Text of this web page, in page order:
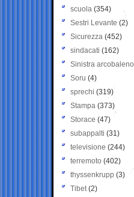
scuola (354)
Sestri Levante (2)
Sicurezza (452)
sindacati (162)
Sinistra arcobaleno
Soru (4)
sprechi (319)
Stampa (373)
Storace (47)
subappalti (31)
televisione(244)
terremoto (402)
thyssenkrupp (3)
Tibet(2)